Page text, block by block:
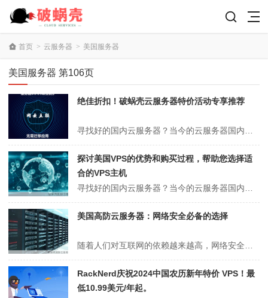
首页 > 云服务器 > 美国服务器
美国服务器 第106页
绝佳折扣！破蜗壳云服务器特价活动专享推荐
探讨美国VPS的优势和购买过程，帮助您选择适
合的VPS主机
美国高防云服务器：网络安全必备的选择
RackNerd庆祝2024中国农历新年特价 VPS！最
低10.99美元/年起。